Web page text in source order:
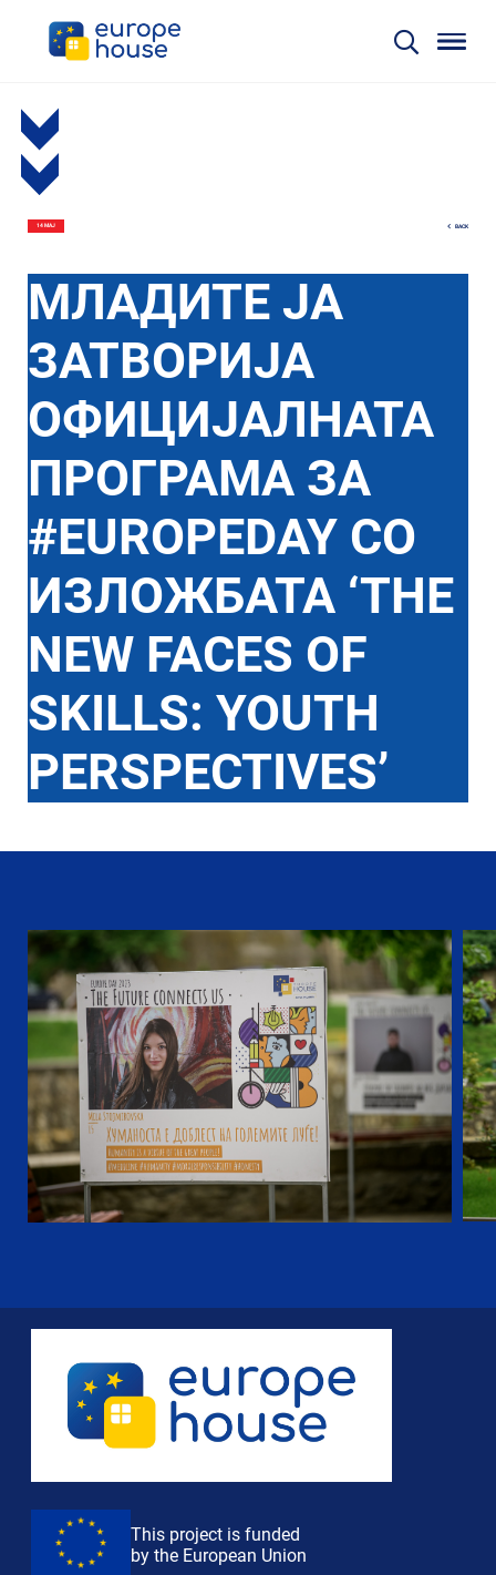
14 МАЈ BACK
МЛАДИТЕ ЈА
ЗАТВОРИЈА
ОФИЦИЈАЛНАТА
ПРОГРАМА ЗА
#EUROPEDAY СО
ИЗЛОЖБАТА ‘THE
NEW FACES OF
SKILLS: YOUTH
PERSPECTIVES’
This project is funded
by the European Union